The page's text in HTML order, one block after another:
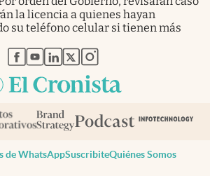
la licencia a quienes hayan
su teléfono celular si tienen más
abre en nueva pestaña
abre en nueva pestaña
abre en nueva pestaña
abre en nueva pestaña
abre en nueva pestaña
de WhatsAppSuscribiteQuiénes Somos